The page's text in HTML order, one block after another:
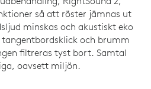
så att röster jämnas ut
minskas och akustiskt eko
och brumm
filtreras tyst bort. Samtal
oavsett miljön.